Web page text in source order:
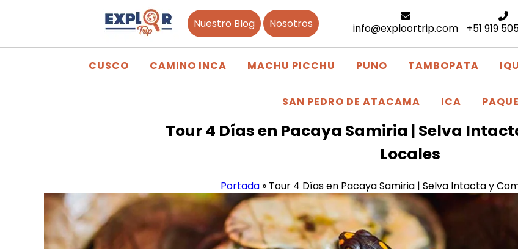
Nuestro Blog Nosotros info@exploortrip.com +51 919
CUSCO CAMINO INCA MACHU PICCHU PUNO TAMBOPATA
SAN PEDRO DE ATACAMA ICA
Tour 4 Días en Pacaya Samiria | Selva
Locales
Portada» Tour 4 Días en Pacaya Samiria | Selva Intacta y